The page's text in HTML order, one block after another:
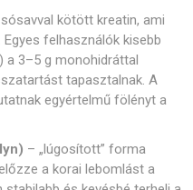
kötött kreatin, ami
felhasználók kisebb
a 3–5 g monohidráttal
tapasztalnak. A
egyértelmű fölényt a
– „lúgosított” forma
a korai lebomlást a